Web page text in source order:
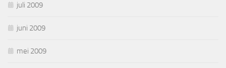
juli 2009
juni 2009
mei 2009